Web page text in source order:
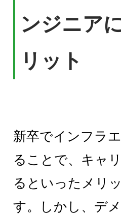
ンジニア
リット
新卒でインフラ
ることで、キャ
るといったメリ
す。しかし、デ